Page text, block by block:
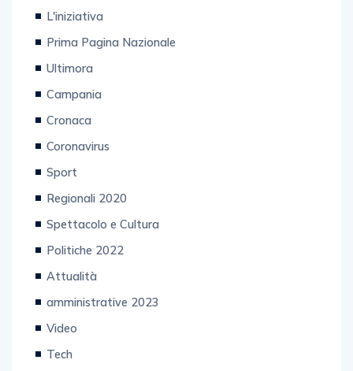
L'iniziativa
Prima Pagina Nazionale
Ultimora
Campania
Cronaca
Coronavirus
Sport
Regionali 2020
Spettacolo e Cultura
Politiche 2022
Attualità
amministrative 2023
Video
Tech